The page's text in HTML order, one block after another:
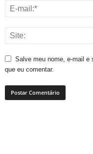
Salve meu nome, e-mail e
que eu comentar.